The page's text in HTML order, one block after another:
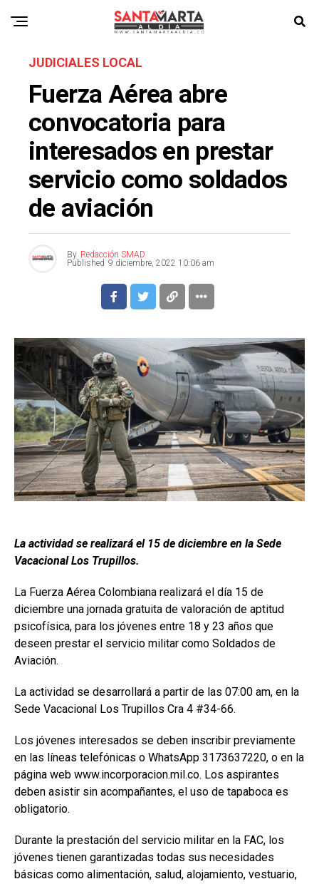
JUDICIALES LOCAL
Fuerza Aérea abre
convocatoria para
interesados en prestar
servicio como soldados
de aviación
By Redacción SMAD
Published 9 diciembre, 2022 10:06 am
La actividad se realizará el 15 de diciembre en la Sede
Vacacional Los Trupillos.
La Fuerza Aérea Colombiana realizará el día 15 de
diciembre una jornada gratuita de valoración de aptitud
psicofísica, para los jóvenes entre 18 y 23 años que
deseen prestar el servicio militar como Soldados de
Aviación.
La actividad se desarrollará a partir de las 07:00 am, en la
Sede Vacacional Los Trupillos Cra 4 #34-66.
Los jóvenes interesados se deben inscribir previamente
en las líneas telefónicas o WhatsApp 3173637220, o en la
página web www.incorporacion.mil.co. Los aspirantes
deben asistir sin acompañantes, el uso de tapaboca es
obligatorio.
Durante la prestación del servicio militar en la FAC, los
jóvenes tienen garantizadas todas sus necesidades
básicas como alimentación, salud, alojamiento, vestuario,